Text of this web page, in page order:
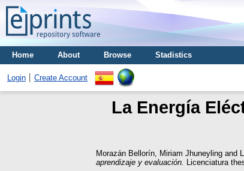
Home About Browse Stadistics
Login Create Account
La Energía
Morazán Bellorín, Miriam Jhuneyling and
aprendizaje y evaluación.
Licenciatura